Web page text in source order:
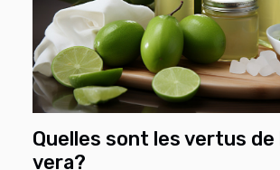
Quelles sont les vertus de
vera?